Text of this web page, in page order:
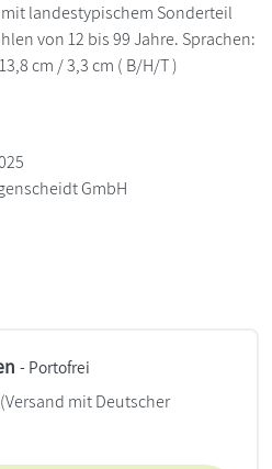
landestypischem Sonderteil
von 12 bis 99 Jahre. Sprachen:
cm / 3,3 cm ( B/H/T )
GmbH
- Portofrei
mit Deutscher